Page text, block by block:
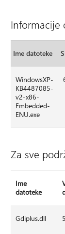
Informacije
Ime datoteke
WindowsXP-
KB4487085-
v2-x86-
Embedded-
ENU.exe
Za sve
Ime
datoteke
Gdiplus.dll